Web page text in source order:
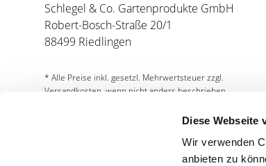
Diese Webseite
Wir verwenden
anbieten zu
Schlegel & Co. Gartenprodukte GmbH
Robert-Bosch-Straße 20/1
88499 Riedlingen
* Alle Preise inkl. gesetzl. Mehrwertsteuer zzgl.
Versandkosten, wenn nicht anders beschrieben.